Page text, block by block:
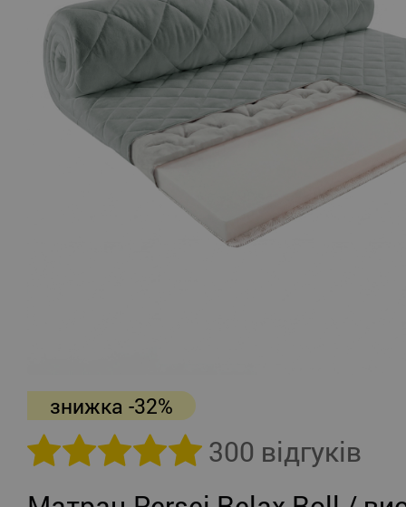
знижка -32%
300 відгуків